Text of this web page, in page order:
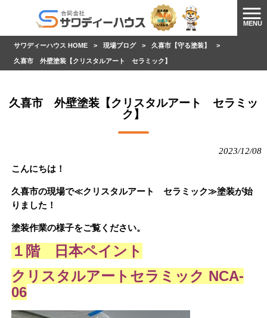
MENU
サワディーハウス HOME > 現場ブログ > 久喜市【守る塗装】 >
久喜市 外壁塗装【クリスタルアート セラミック】
久喜市 外壁塗装【クリスタルアート セラミッ
ク】
2023/12/08
こんにちは！
久喜市の現場で≪クリスタルアート セラミック≫塗装が始
りました！
塗装作業の様子をご覧ください。
１階 日本ペイント
クリスタルアートセラミック NCA-
06